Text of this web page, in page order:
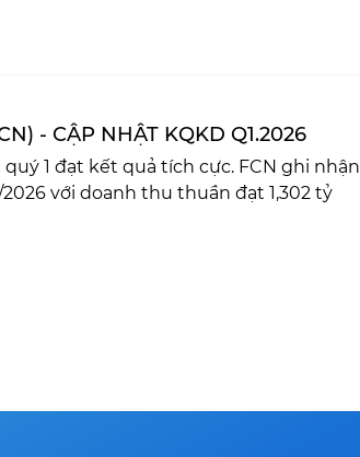
- CẬP NHẬT KQKD Q1.2026
quý 1 đạt kết quả tích cực. FCN ghi nhận
với doanh thu thuần đạt 1,302 tỷ